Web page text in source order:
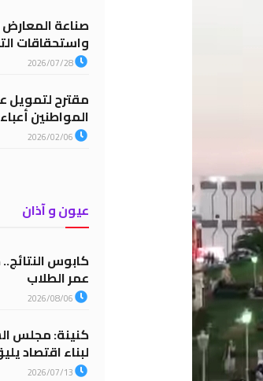
صناعة
واستحقاقات
2026/07/28
مقترح لتمويل
المواطنين
2026/02/06
عيون و آذان
عمر الطلاب
2026/08/06
كنينة: مجلس
لبناء اقتصاد
2026/07/13